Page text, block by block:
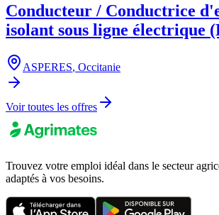
Conducteur / Conductrice
isolant sous ligne électrique
ASPERES, Occitanie
Voir toutes les offres
Trouvez votre emploi idéal dans le secteur
adaptés à vos besoins.